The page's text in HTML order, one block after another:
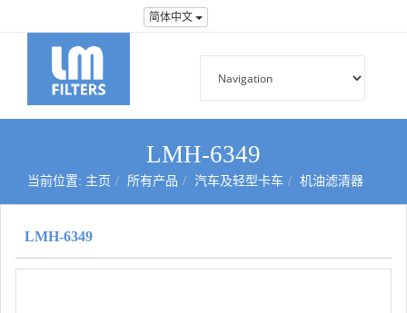
简体中文
LMH-6349
当前位置: 主页 所有产品 汽车及轻型卡车 机油滤清器
LMH-6349